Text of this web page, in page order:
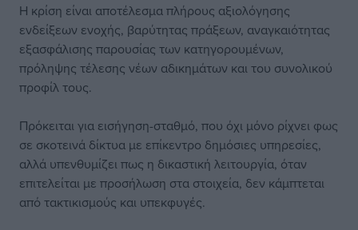
Η κρίση είναι αποτέλεσμα πλήρους αξιολόγησης
ενδείξεων ενοχής, βαρύτητας πράξεων, αναγκαιότητας
εξασφάλισης παρουσίας των κατηγορουμένων,
πρόληψης τέλεσης νέων αδικημάτων και του συνολικού
προφίλ τους.
Πρόκειται για εισήγηση-σταθμό, που όχι μόνο ρίχνει φως
σε σκοτεινά δίκτυα με επίκεντρο δημόσιες υπηρεσίες,
αλλά υπενθυμίζει πως η δικαστική λειτουργία, όταν
επιτελείται με προσήλωση στα στοιχεία, δεν κάμπτεται
από τακτικισμούς και υπεκφυγές.